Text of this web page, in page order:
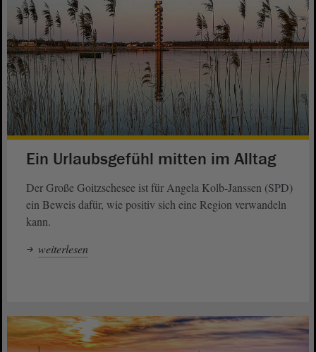
Ein Urlaubsgefühl mitten im Alltag
Der Große Goitzschesee ist für Angela Kolb-Janssen (SPD)
ein Beweis dafür, wie positiv sich eine Region verwandeln
kann.
weiterlesen